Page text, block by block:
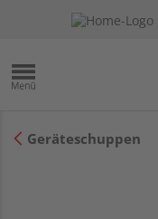
Geräteschuppen